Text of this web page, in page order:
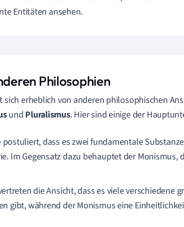
Entitäten ansehen.
Philosophien
sich erheblich von anderen philosophischen
und Pluralismus. Hier sind einige der
dass es zwei fundamentale
Im Gegensatz dazu behauptet der Monismus,
die Ansicht, dass es viele verschiedene
gibt, während der Monismus eine